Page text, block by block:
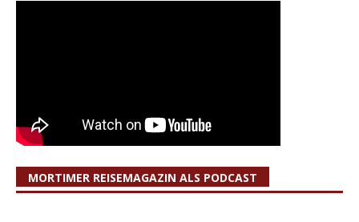
MORTIMER REISEMAGAZIN ALS PODCAST